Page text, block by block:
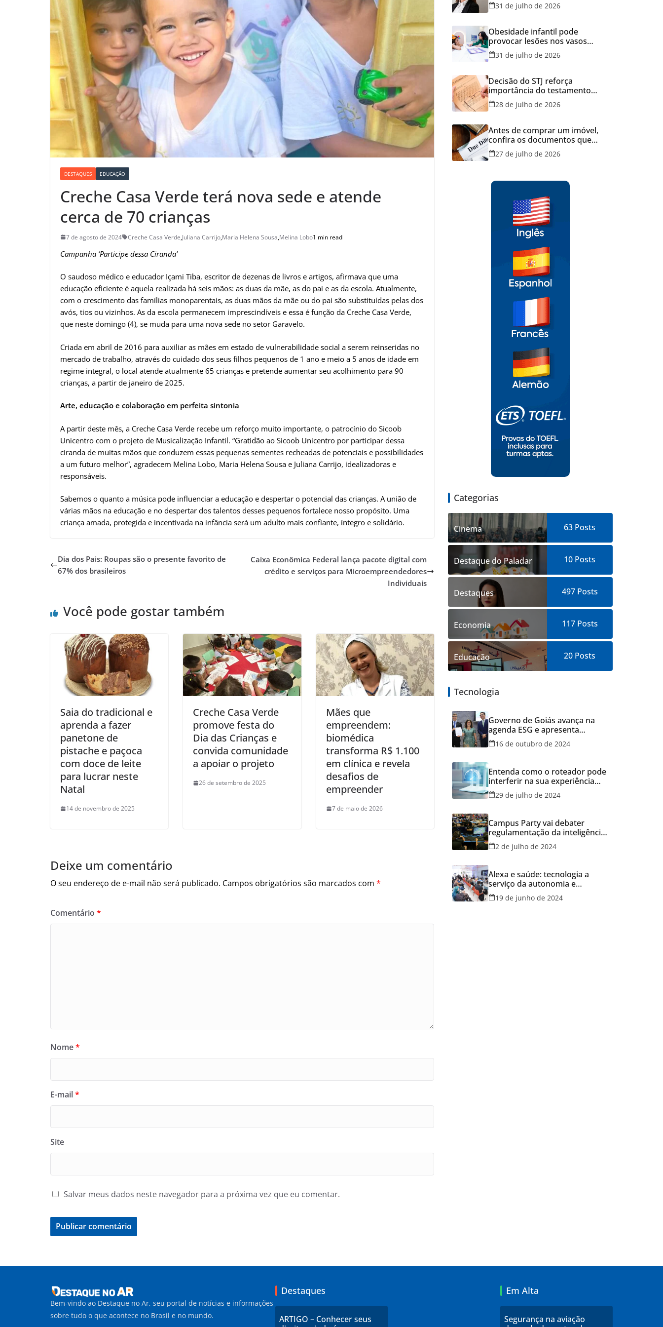
DESTAQUES EDUCAÇÃO
Creche Casa Verde terá nova sede e atende
cerca de 70 crianças
7 de agosto de 2024 Creche Casa Verde,Juliana Carrijo,Maria Helena Sousa,Melina Lobo1 min read
Campanha ‘Participe dessa Ciranda’
O saudoso médico e educador Içami Tiba, escritor de dezenas de livros e artigos, afirmava que uma
educação eficiente é aquela realizada há seis mãos: as duas da mãe, as do pai e as da escola. Atualmente,
com o crescimento das famílias monoparentais, as duas mãos da mãe ou do pai são substituídas pelas dos
avós, tios ou vizinhos. As da escola permanecem imprescindíveis e essa é função da Creche Casa Verde,
que neste domingo (4), se muda para uma nova sede no setor Garavelo.
Criada em abril de 2016 para auxiliar as mães em estado de vulnerabilidade social a serem reinseridas no
mercado de trabalho, através do cuidado dos seus filhos pequenos de 1 ano e meio a 5 anos de idade em
regime integral, o local atende atualmente 65 crianças e pretende aumentar seu acolhimento para 90
crianças, a partir de janeiro de 2025.
Arte, educação e colaboração em perfeita sintonia
A partir deste mês, a Creche Casa Verde recebe um reforço muito importante, o patrocínio do Sicoob
Unicentro com o projeto de Musicalização Infantil. “Gratidão ao Sicoob Unicentro por participar dessa
ciranda de muitas mãos que conduzem essas pequenas sementes recheadas de potenciais e possibilidades
a um futuro melhor”, agradecem Melina Lobo, Maria Helena Sousa e Juliana Carrijo, idealizadoras e
responsáveis.
Sabemos o quanto a música pode influenciar a educação e despertar o potencial das crianças. A união de
várias mãos na educação e no despertar dos talentos desses pequenos fortalece nosso propósito. Uma
criança amada, protegida e incentivada na infância será um adulto mais confiante, íntegro e solidário.
Dia dos Pais: Roupas são o presente favorito de
67% dos brasileiros
Caixa Econômica Federal lança pacote digital com
crédito e serviços para Microempreendedores
Individuais
Você pode gostar também
Saia do tradicional e
aprenda a fazer
panetone de
pistache e paçoca
com doce de leite
para lucrar neste
Natal
14 de novembro de 2025
Creche Casa Verde
promove festa do
Dia das Crianças e
convida comunidade
a apoiar o projeto
26 de setembro de 2025
Mães que
empreendem:
biomédica
transforma R$ 1.100
em clínica e revela
desafios de
empreender
7 de maio de 2026
Deixe um comentário
O seu endereço de e-mail não será publicado. Campos obrigatórios são marcados com *
Comentário *
Nome*
E-mail*
Site
Salvar meus dados neste navegador para a próxima vez que eu comentar.
31 de julho de 2026
Obesidade infantil pode
provocar lesões nos vasos
sanguíneos ainda na infância,
alerta estudo
31 de julho de 2026
Decisão do STJ reforça
importância do testamento
feito em cartório
28 de julho de 2026
Antes de comprar um imóvel,
confira os documentos que
podem evitar prejuízos e
disputas na justiça
27 de julho de 2026
Categorias
Cinema 63 Posts
Destaque do Paladar 10 Posts
Destaques 497Posts
Economia 117Posts
Educação 20 Posts
Tecnologia
Governo de Goiás avança na
agenda ESG e apresenta
resultados do Recicla Goiás
16 de outubro de 2024
Entenda como o roteador pode
interferir na sua experiência
online
29 de julho de 2024
Campus Party vai debater
regulamentação da inteligência
artificial
2 de julho de 2024
Alexa e saúde: tecnologia a
serviço da autonomia e
qualidade de vida
19 de junho de 2024
Bem-vindo ao Destaque no Ar, seu portal de notícias e informações
sobre tudo o que acontece no Brasil e no mundo.
Destaques
ARTIGO – Conhecer seus
Em Alta
Segurança na aviação